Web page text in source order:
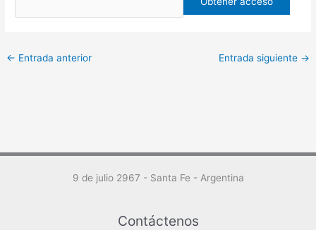
← Entrada anterior Entrada siguiente →
9 de julio 2967 - Santa Fe - Argentina
Contáctenos